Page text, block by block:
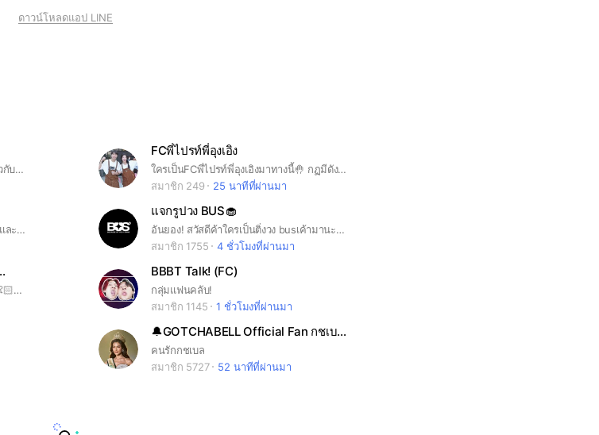
ดาวน์โหลดแอป LINE
บ้านพี่ดาราจัดตั้งเพื่อกระจ่ายข่างสารเกี่ยวกับคุณเจนิสเท่านั้น🫶 คำขอเข้ากลุ่ม “ฉันคือไอ่เพื่อนรัก”
FCพี่ไปรท์พี่อุงเอิง
ใครเป็นFCพี่ไปรท์พี่อุงเอิงมาทางนี้🤚 กฏมีดังนี้ค่ะ กฏข้อ1.ห้ามลงรูปโป๊/รูปตัวเอง เเต่ลงรูปพี่ไปรท์พี่อุงเอิงได้ กฏข้อ2.ห้ามคุยนอกเรื่องพี่ไปรท์พี่อุงเอิง กฏข้อ3.ห้ามทะเลาะกัน กฏข้อ4.ห้ามพูดคําหยาบ ❗ถ้าไม่ทําตามจะรายงาน/บล็อค นะคะ❗
สมาชิก 249
25 นาทีที่ผ่านมา
สวัสดีค่า อันนี้สร้างมาเพื่อติดตามผลงาน และข่าวสาร ของมิ้มรัตนวดีฝากเข้ามาเป็นกำลังใจให้ด้วยค่า ขอบคุณที่สนับสนุนกันนะคะ🙇‍♀️💞
แจกรูปวง BUS🧁
อันยอง! สวัสดีค้าใครเป็นติ่งวง busเค้ามานะค้าาาา <รับแอดมินแค่ 14 คนน้าา> กฏน้าาา ห้ามแจกรูปเป็นวงอื่นๆ ห้ามเข้ามาป่วน ห้ามโกหก ห้ามเข้าๆออกๆ ห้ามก๊อปกลุ่ม ห้ามก๊อปตำแหน่ง ห้ามพูดคำหยาบ ห้ามทะเลาะกัน โปรยกลุ่มได้ ขอบคุณที่อ่านจนจบค่าา{감사합니다.}
สมาชิก 1755
4 ชั่วโมงที่ผ่านมา
#บ้านแฟนคลับ“ครอบครัวตัวB🤵🏻‍♂️👰🏻‍♀️👶🏻💙#ธนินบิวเบนนี่ #3พี่น้อง&ลูกเขยพี่สะใภ้#บาสบิวโบว์
BBBT Talk! (FC)
กลุ่มแฟนคลับ!
สมาชิก 1145
1 ชั่วโมงที่ผ่านมา
🔔GOTCHABELL Official Fan กชเบลระฆังทอง🔔
คนรักกชเบล
สมาชิก 5727
52 นาทีที่ผ่านมา